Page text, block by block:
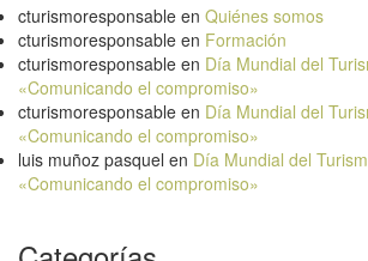
cturismoresponsable en Quiénes somos
cturismoresponsable en Formación
cturismoresponsable en Día Mundial del
«Comunicando el compromiso»
cturismoresponsable en Día Mundial del
«Comunicando el compromiso»
luis muñoz pasquel en Día Mundial del
«Comunicando el compromiso»